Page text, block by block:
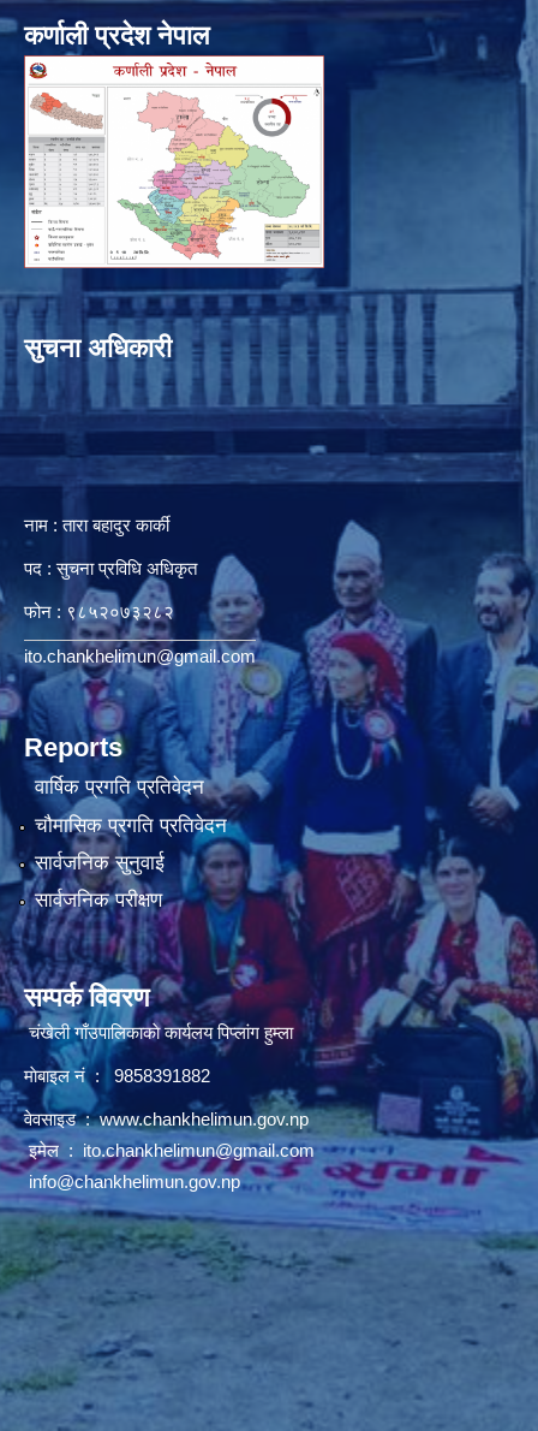
कर्णाली प्रदेश नेपाल
सुचना अधिकारी
नाम : तारा बहादुर कार्की
पद : सुचना प्रविधि अधिकृत
फोन : ९८५२०७३२८२
ito.chankhelimun@gmail.com
Reports
वार्षिक प्रगति प्रतिवेदन
चौमासिक प्रगति प्रतिवेदन
सार्वजनिक सुनुवाई
सार्वजनिक परीक्षण
सम्पर्क विवरण
चंखेली गाँउपालिकाकाे कार्यलय पिप्लांग हुम्ला
माेबाइल नं : 9858391882
वेवसाइड :www.chankhelimun.gov.np
इमेल : ito.chankhelimun@gmail.com
info@chankhelimun.gov.np